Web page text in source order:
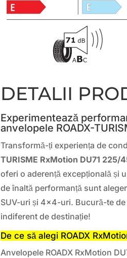
DETALII
Experimentează
anvelopele ROADX-
Transformă-ți experiența de
TURISME RxMotion DU71 225/
oferi o aderență excepțională și
de înaltă performanță sunt
SUV-uri și 4×4-uri. Bucură-te
indiferent de destinație!
De ce să alegi ROADX
Anvelopele ROADX RxMotion